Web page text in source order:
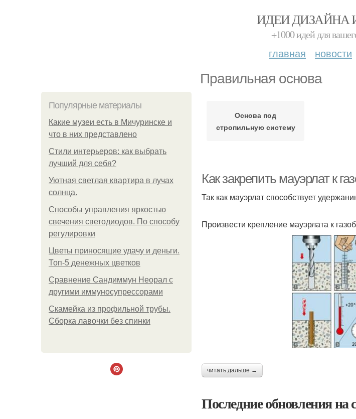
ИДЕИ ДИЗАЙНА
+1000 идей для
главная новости
Правильная основа
Популярные материалы
Какие музеи есть в Мичуринске и
что в них представлено
Стили интерьеров: как выбрать
лучший для себя?
Уютная светлая квартира в лучах
солнца.
Способы управления яркостью
свечения светодиодов. По способу
регулировки
Цветы приносящие удачу и деньги.
Топ-5 денежных цветков
Сравнение Сандиммун Неорал с
другими иммуносупрессорами
Скамейка из профильной трубы.
Сборка лавочки без спинки
Основа под
стропильную систему
Как закрепить мауэрлат к
Так как мауэрлат способствует
Произвести крепление мауэрлата к
читать дальше →
Последние обновления на